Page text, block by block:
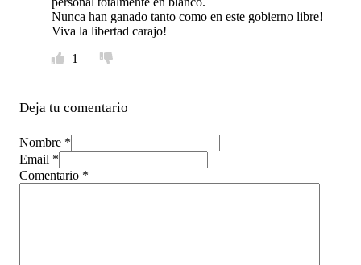
Nunca han ganado tanto como en este gobierno libre!
Viva la libertad carajo!
1
Deja tu comentario
Nombre *
Email *
Comentario *